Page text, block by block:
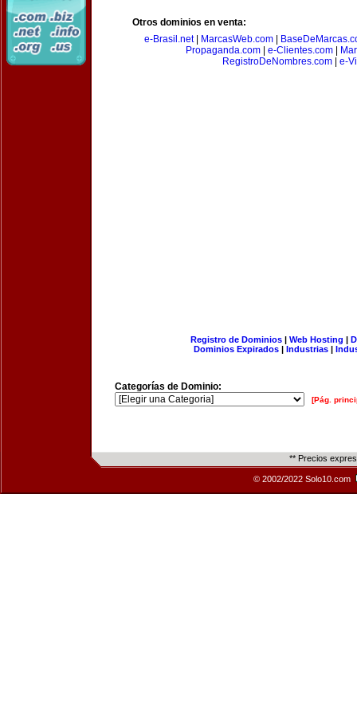
Otros dominios en venta:
e-Brasil.net| MarcasWeb.com|
Propaganda.com
e-Clientes.com
RegistroDeNombres.com| e-
Registro de Dominios| Web Hosting |
Dominios Expirados | Industrias |
Categorías de Dominio:
[Pág.
** Precios
© 2002/2022 Solo10.com